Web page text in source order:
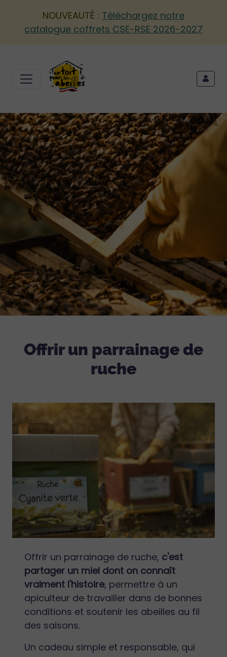
NOUVEAUTÉ : Téléchargez notre
catalogue coffrets CSE-RSE 2026-2027
Offrir un parrainage de
ruche
Offrir un parrainage de ruche, c'est
partager un miel dont on connaît
vraiment l'histoire, permettre à un
apiculteur de travailler dans de bonnes
conditions et soutenir les abeilles au fil
des saisons.
Un cadeau simple et responsable, qui